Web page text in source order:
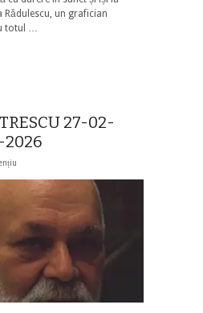
un grafician
totul …
27-02-
2026